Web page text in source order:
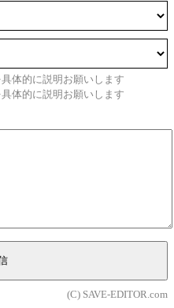
体的に説明お願いします
体的に説明お願いします
(C) SAVE-EDITOR.com